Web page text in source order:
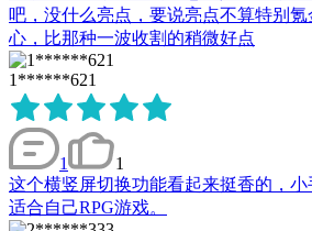
吧，没什么亮点，要说亮点不算特别
心，比那种一波收割的稍微好点
1******621
1
1
这个横竖屏切换功能看起来挺香的，
适合自己RPG游戏。